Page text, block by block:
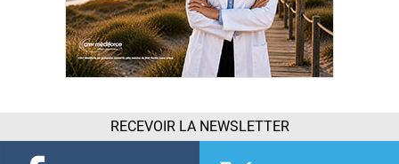
RECEVOIR LA NEWSLETTER